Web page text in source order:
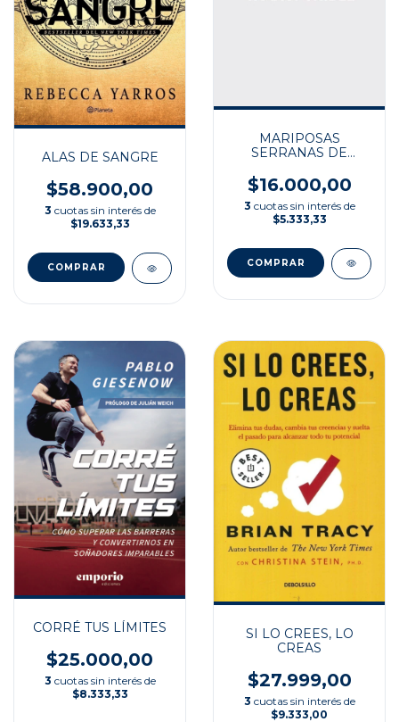
ALAS DE SANGRE
$58.900,00
3 cuotas sin interés de
$19.633,33
MARIPOSAS
SERRANAS DE
$16.000,00
3 cuotas sin interés de
$5.333,33
CORRÉ TUS LÍMITES
$25.000,00
3 cuotas sin interés de
$8.333,33
SI LO CREES, LO
CREAS
$27.999,00
3 cuotas sin interés de
$9.333,00